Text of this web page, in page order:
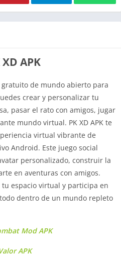
APK
de mundo abierto para
crear y personalizar tu
pasar el rato con amigos, jugar
mundo virtual. PK XD APK te
virtual vibrante de
Android. Este juego social
personalizado, construir la
en aventuras con amigos.
espacio virtual y participa en
dentro de un mundo repleto
Mod APK
APK